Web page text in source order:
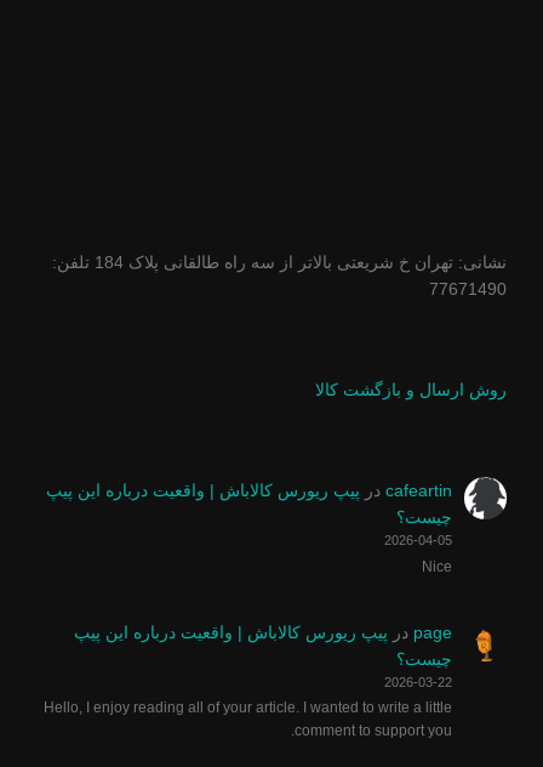
نشانی: تهران خ شریعتی بالاتر از سه راه طالقانی پلاک 184 تلفن:
77671490
روش ارسال و بازگشت کالا
cafeartin در پیپ ریورس کالاباش | واقعیت درباره این پیپ
چیست؟
2026-04-05
Nice
page در پیپ ریورس کالاباش | واقعیت درباره این پیپ
چیست؟
2026-03-22
Hello, I enjoy reading all of your article. I wanted to write a little
comment to support you.